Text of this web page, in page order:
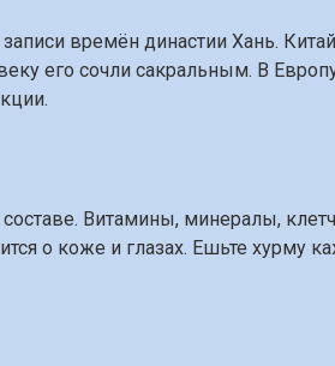
времён династии Хань.
его сочли сакральным. В
Витамины, минералы,
о коже и глазах. Ешьте хурму